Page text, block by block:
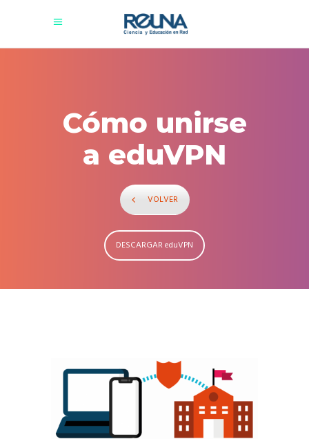
Cómo unirse
a eduVPN
VOLVER
DESCARGAR eduVPN